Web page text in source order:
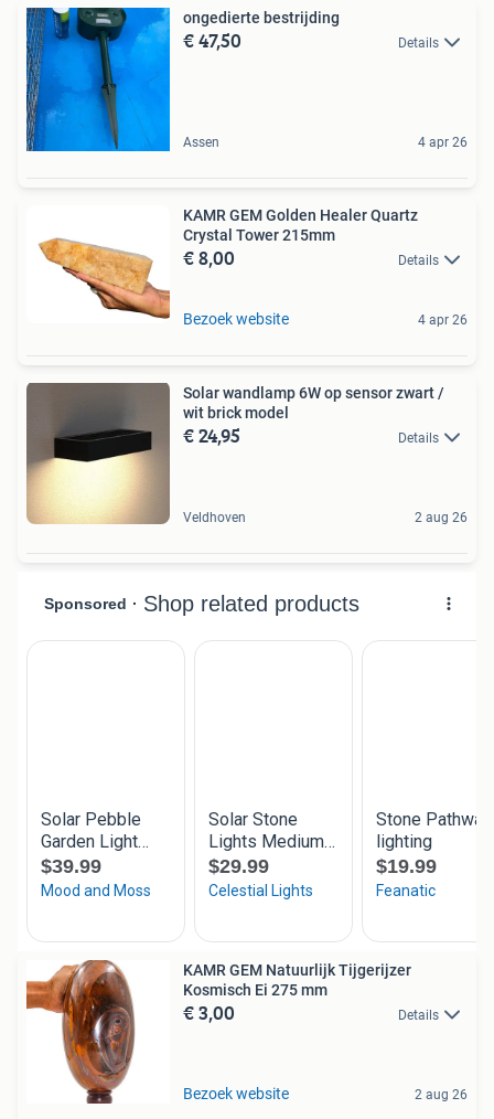
ongedierte bestrijding
€ 47,50 Details
Assen 4 apr 26
KAMR GEM Golden Healer Quartz
Crystal Tower 215mm
€ 8,00 Details
Bezoek website 4 apr 26
Solar wandlamp 6W op sensor zwart /
wit brick model
€ 24,95 Details
Veldhoven 2 aug 26
KAMR GEM Natuurlijk Tijgerijzer
Kosmisch Ei 275 mm
€ 3,00 Details
Bezoek website 2 aug 26